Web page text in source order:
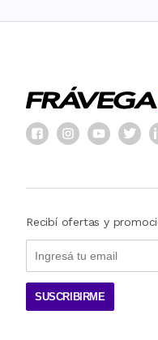
Recibí ofertas y
SUSCRIBIRME